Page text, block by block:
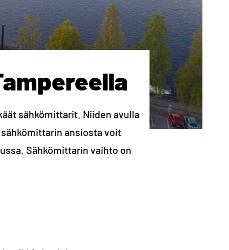
sähkömittarit. Niiden avulla
ansiosta voit
Sähkömittarin vaihto on